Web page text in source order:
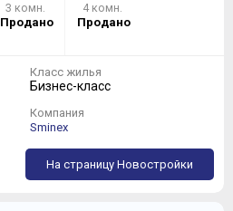
3 комн.
Продано
4 комн.
Продано
Класс жилья
Бизнес-класс
Компания
Sminex
На страницу Новостройки